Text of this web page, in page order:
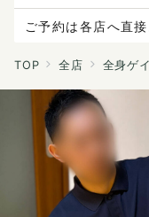
ご予約は各店へ直
料金は当日施術前
感染症防止対策につ
料金改定のお知らせ
TOP 全店 全身ゲ